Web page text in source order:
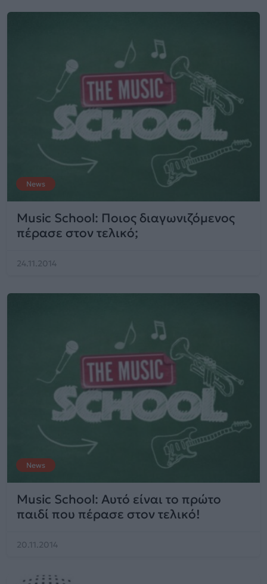
News
Music School: Ποιος διαγωνιζόμενος
πέρασε στον τελικό;
24.11.2014
News
Music School: Αυτό είναι το πρώτο
παιδί που πέρασε στον τελικό!
20.11.2014